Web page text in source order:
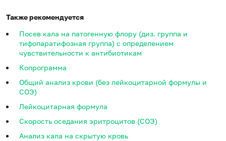
Также рекомендуется
Посев кала на патогенную флору (диз. группа и
тифопаратифозная группа) с определением
чувствительности к антибиотикам
Копрограмма
Общий анализ крови (без лейкоцитарной формулы и
СОЭ)
Лейкоцитарная формула
Скорость оседания эритроцитов (СОЭ)
Анализ кала на скрытую кровь